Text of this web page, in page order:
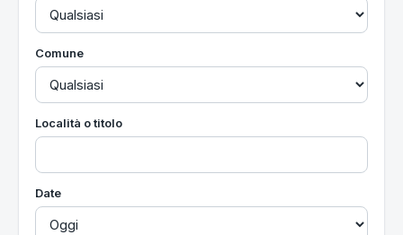
Comune
Località o titolo
Date